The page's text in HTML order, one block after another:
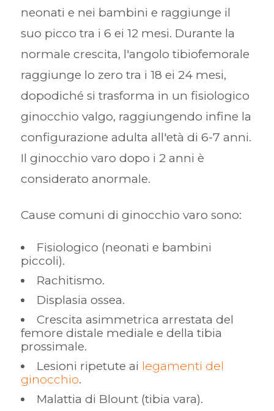
neonati e nei bambini e raggiunge il
suo picco tra i 6 ei 12 mesi. Durante la
normale crescita, l'angolo tibiofemorale
raggiunge lo zero tra i 18 ei 24 mesi,
dopodiché si trasforma in un fisiologico
ginocchio valgo, raggiungendo infine la
configurazione adulta all'età di 6-7 anni.
Il ginocchio varo dopo i 2 anni è
considerato anormale.
Cause comuni di ginocchio varo sono:
Fisiologico (neonati e bambini
piccoli).
Rachitismo.
Displasia ossea.
Crescita asimmetrica arrestata del
femore distale mediale e della tibia
prossimale.
Lesioni ripetute ai legamenti del
ginocchio.
Malattia di Blount (tibia vara).